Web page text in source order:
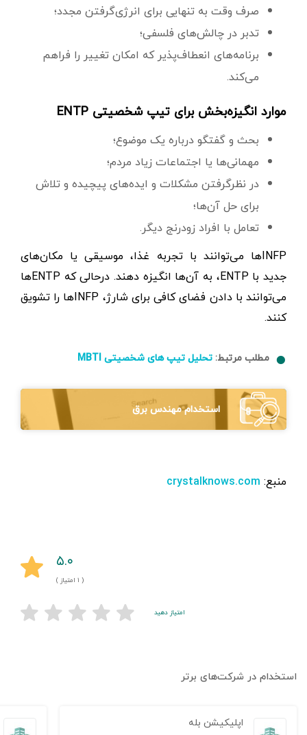
صرف وقت به تنهایی برای انرژی‌گرفتن مجدد؛
تدبر در چالش‌های فلسفی؛
برنامه‌های انعطاف‌پذیر که امکان تغییر را فراهم
می‌کند.
موارد انگیزه‌بخش برای تیپ شخصیتی ENTP
بحث و گفتگو درباره یک موضوع؛
مهمانی‌ها یا اجتماعات زیاد مردم؛
در نظرگرفتن مشکلات و ایده‌های پیچیده و تلاش
برای حل آن‌ها؛
تعامل با افراد زودرنج دیگر.
INFPها می‌توانند با تجربه غذا، موسیقی یا مکان‌های
جدید با ENTP، به آن‌ها انگیزه دهند. درحالی که ENTPها
می‌توانند با دادن فضای کافی برای شارژ، INFPها را تشویق
کنند.
مطلب مرتبط: تحلیل تیپ های شخصیتی MBTI
استخدام مهندس برق
منبع: crystalknows.com
۵.۰
( ۱ امتیاز )
امتیاز دهید
استخدام در شرکت‌های برتر
اپلیکیشن بله